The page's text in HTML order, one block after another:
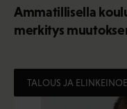
Ammatillisella
merkitys
TALOUS JA